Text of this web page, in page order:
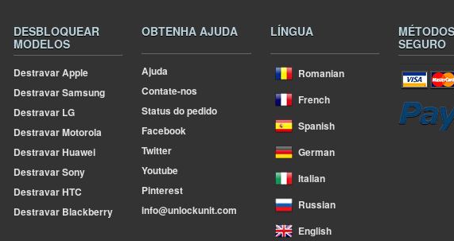
DESBLOQUEAR
MODELOS
Destravar Apple
Destravar Samsung
Destravar LG
Destravar Motorola
Destravar Huawei
Destravar Sony
Destravar HTC
Destravar Blackberry
OBTENHA AJUDA
Ajuda
Contate-nos
Status do pedido
Facebook
Twitter
Youtube
Pinterest
info@unlockunit.com
LÍNGUA
Romanian
French
Spanish
German
Italian
Russian
English
SEGURO